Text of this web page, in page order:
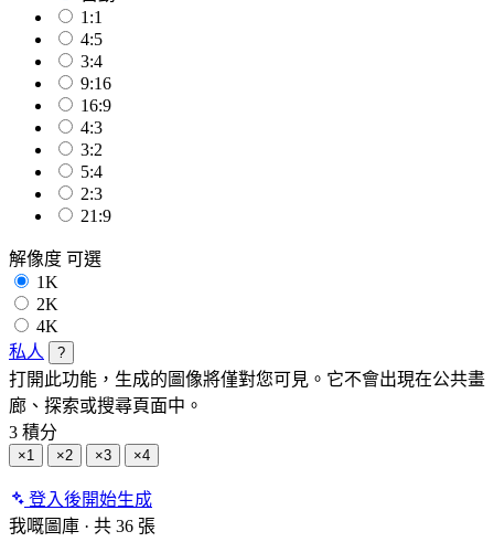
1:1
4:5
3:4
9:16
16:9
4:3
3:2
5:4
2:3
21:9
解像度 可選
1K
2K
4K
私人
?
打開此功能，生成的圖像將僅對您可見。它不會出現在公共畫
廊、探索或搜尋頁面中。
3 積分
×1 ×2 ×3 ×4
登入後開始生成
我嘅圖庫 · 共 36 張